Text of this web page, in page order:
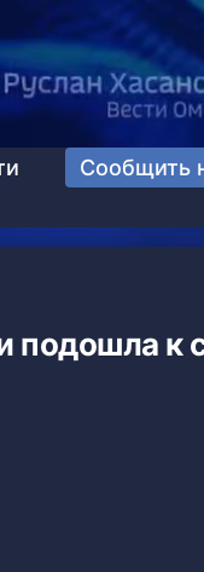
Сообщить
подошла